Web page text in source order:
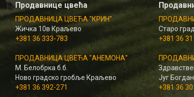
Продавнице цвећа
ПРОДАВНИЦА ЦВЕЋА "КРИН"
Жичка 10в Краљево
+381 36 333-783
ПРОДАВНИЦА ЦВЕЋА "АНЕМОНА"
М. Белобрка б.б.
Ново градско гробље Краљево
+381 36 392-271
Старо
+381 36
Југ
+381 36